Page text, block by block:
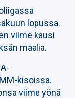
lopussa.
viime kausi
maalia.
kisoissa.
viime yönä